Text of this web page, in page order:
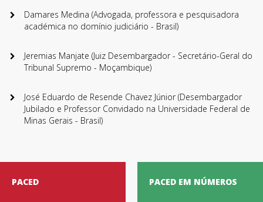
Damares Medina (Advogada, professora e pesquisadora
académica no domínio judiciário - Brasil)
Jeremias Manjate (Juiz Desembargador - Secretário-Geral do
Tribunal Supremo - Moçambique)
José Eduardo de Resende Chavez Júnior (Desembargador
Jubilado e Professor Convidado na Universidade Federal de
Minas Gerais - Brasil)
PACED PACED EM NÚMEROS